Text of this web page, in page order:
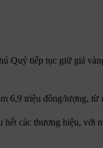
Quý tiếp tục giữ giá
6,9 triệu đồng/lượng,
hết các thương hiệu, với